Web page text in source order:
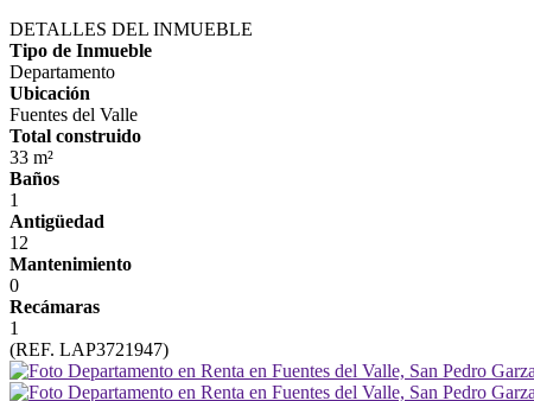
DETALLES DEL INMUEBLE
Tipo de Inmueble
Departamento
Ubicación
Fuentes del Valle
Total construido
33 m²
Baños
1
Antigüedad
12
Mantenimiento
0
Recámaras
1
(REF. LAP3721947)